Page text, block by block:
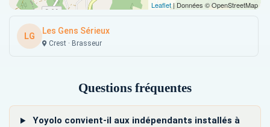
Leaflet| Données © OpenStreetMap
LG
Les Gens Sérieux
Crest · Brasseur
Questions fréquentes
Yoyolo convient-il aux indépendants installés à